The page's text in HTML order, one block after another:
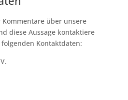
Kommentare über unsere
diese Aussage kontaktiere
Kontaktdaten: